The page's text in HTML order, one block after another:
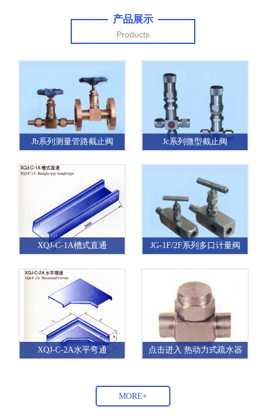
产品展示
Products
Jb系列测量管路截止阀 Jc系列微型截止阀
XQJ-C-1A槽式直通 JG-1F/2F系列多口计量阀
XQJ-C-2A水平弯通 点击进入 热动力式疏水器
MORE+